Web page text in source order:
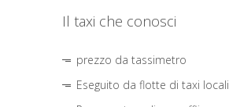
Il taxi che conosci
prezzo da tassimetro
Eseguito da flotte di taxi locali